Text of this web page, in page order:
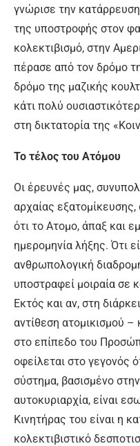
γνώρισε την
της υποστροφής στον
κολεκτιβισμό, στην
πέρασε από τον δρόμο
δρόμο της μαζικής
κάτι πολύ
στη δικτατορία της
Το τέλος του Ατόμου
Οι έρευνές μας,
αρχαίας
ότι το Ατομο, άπαξ και
ημερομηνία λήξης. Ότι
ανθρωπολογική
υποστραφεί μοιραία σε
Εκτός και αν, στη
αντίθεση ατομικισμού
στο επίπεδο του
οφείλεται στο γεγονός
σύστημα, βασισμένο στην
αυτοκυριαρχία, είναι
Κινητήρας του είναι η
κολεκτιβιστικό